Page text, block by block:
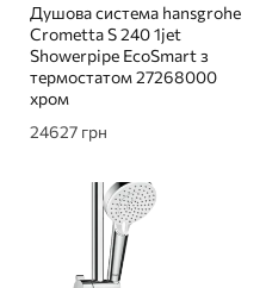
Душова система hansgrohe
Crometta S 240 1jet
Showerpipe EcoSmart з
термостатом 27268000
хром
24627 грн